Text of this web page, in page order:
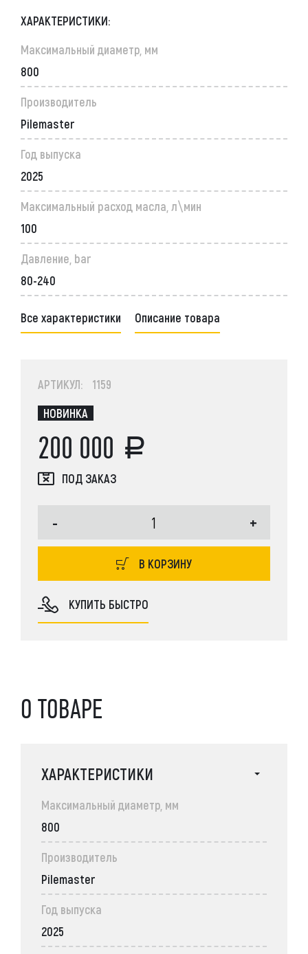
ХАРАКТЕРИСТИКИ:
Максимальный диаметр, мм
800
Производитель
Pilemaster
Год выпуска
2025
Максимальный расход масла, л\мин
100
Давление, bar
80-240
Все характеристики Описание товара
АРТИКУЛ: 1159
НОВИНКА
200 000
ПОД ЗАКАЗ
- +
В КОРЗИНУ
КУПИТЬ БЫСТРО
О ТОВАРЕ
ХАРАКТЕРИСТИКИ
Максимальный диаметр, мм
800
Производитель
Pilemaster
Год выпуска
2025